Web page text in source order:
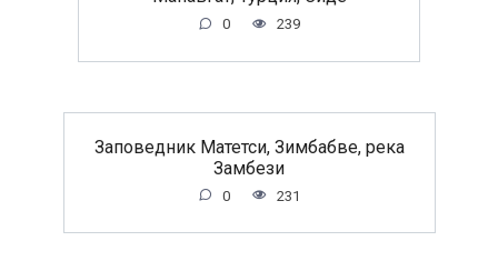
0 239
Заповедник Матетси, Зимбабве, река
Замбези
0 231